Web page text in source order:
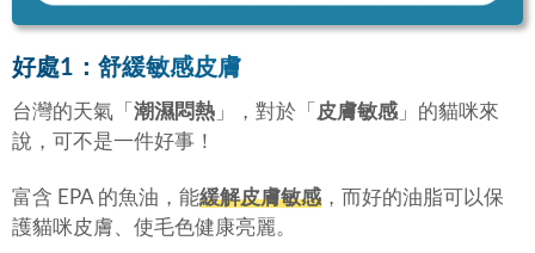
好處1：舒緩敏感皮膚
台灣的天氣「 潮濕悶熱 」，對於「 皮膚敏感」的貓咪來
說，可不是一件好事！
富含 EPA 的魚油，能緩解皮膚敏感 ，而好的油脂可以保
護貓咪皮膚、使毛色健康亮麗。